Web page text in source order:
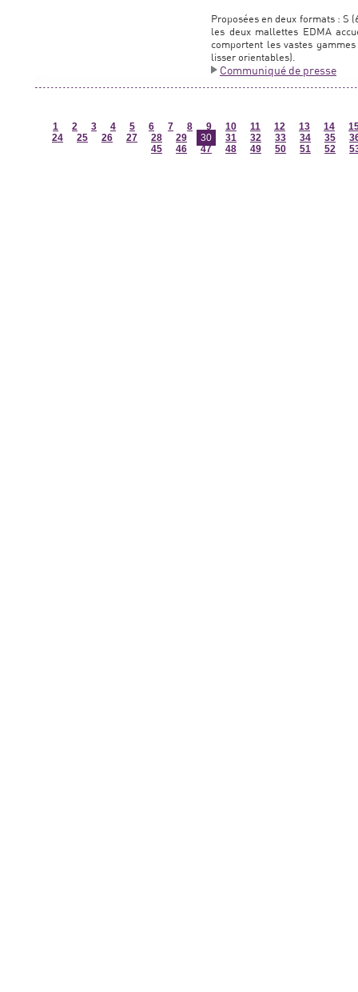
Proposées en deux formats : S
les deux mallettes EDMA
comportent les vastes
lisser orientables).
Communiqué de presse
1 2 3 4 5 6 7 8 9 10 11 12 13 14
24
25 26 27 28 29 30 31 32 33 34 35
45
46 47 48 49 50 51 52